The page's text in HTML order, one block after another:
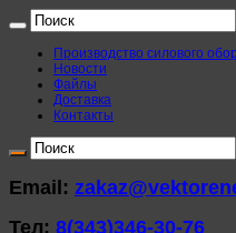
Производство силового
Новости
Файлы
Доставка
Контакты
Email:
Тел: 8(343)346-30-76